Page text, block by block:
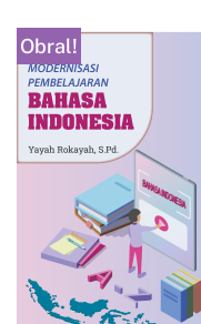
Obral!